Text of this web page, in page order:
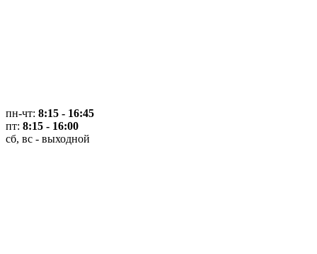
пн-чт: 8:15 - 16:45
пт: 8:15 - 16:00
сб, вс - выходной